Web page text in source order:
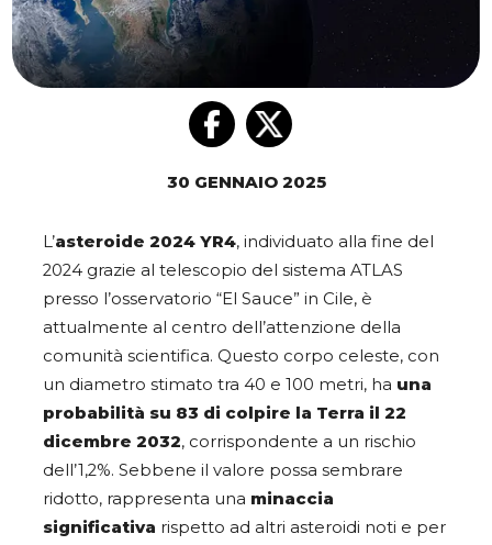
30 GENNAIO 2025
L’asteroide 2024 YR4, individuato alla fine del
2024 grazie al telescopio del sistema ATLAS
presso l’osservatorio “El Sauce” in Cile, è
attualmente al centro dell’attenzione della
comunità scientifica. Questo corpo celeste, con
un diametro stimato tra 40 e 100 metri, ha una
probabilità su 83 di colpire la Terra il 22
dicembre 2032, corrispondente a un rischio
dell’1,2%. Sebbene il valore possa sembrare
ridotto, rappresenta una minaccia
significativa rispetto ad altri asteroidi noti e per